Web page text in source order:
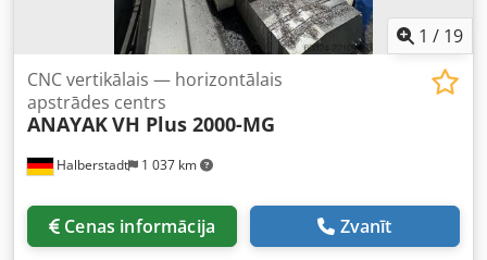
1 / 19
Halberstadt 1 037 km
CNC vertikālais — horizontālais
apstrādes centrs
ANAYAKVH Plus 2000-MG
Cenas informācija Zvanīt